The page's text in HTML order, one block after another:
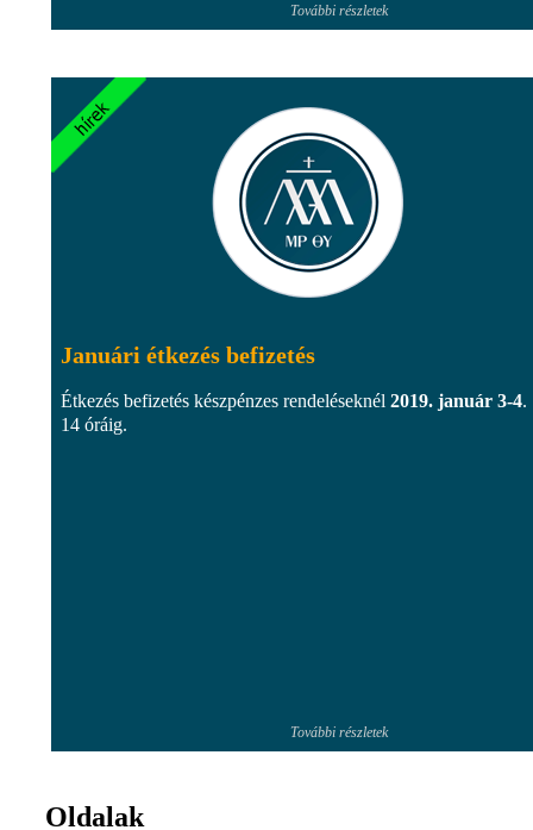
További részletek
Januári étkezés befizetés
Étkezés befizetés készpénzes rendeléseknél 2019. január 3-4.
14 óráig.
További részletek
Oldalak